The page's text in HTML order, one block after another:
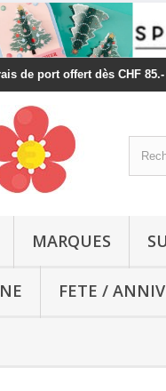
de port offert dès CHF
MARQUES
FETE /